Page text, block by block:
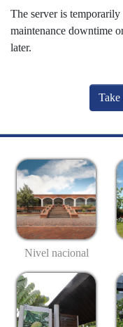
The server is
maintenance downtime
later.
Take
Nivel nacional